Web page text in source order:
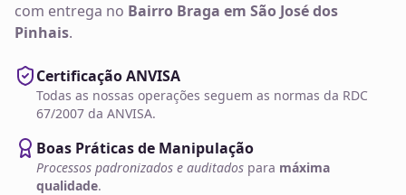
com entrega no Bairro Braga em São José dos
Pinhais.
Certificação ANVISA
Todas as nossas operações seguem as normas da RDC
67/2007 da ANVISA.
Boas Práticas de Manipulação
Processos padronizados e auditados para máxima
qualidade.